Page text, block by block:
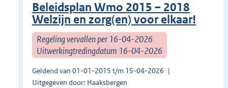
Beleidsplan Wmo 2015 – 2018
Welzijn en zorg(en) voor elkaar!
Regeling vervallen per 16-04-2026
Uitwerkingtredingdatum 16-04-2026
Geldend van 01-01-2015 t/m 15-04-2026
Uitgegeven door: Haaksbergen